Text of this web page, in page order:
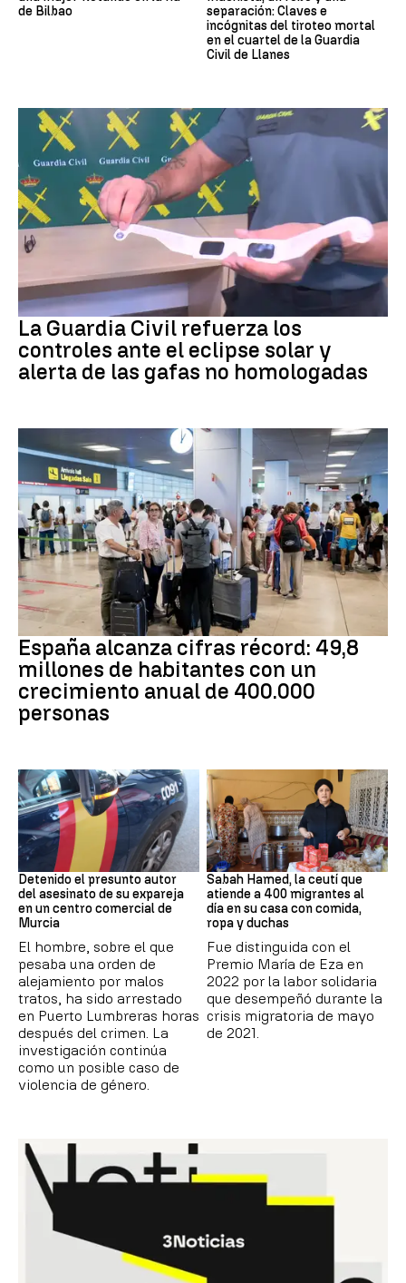
de Bilbao
separación: Claves e
incógnitas del tiroteo mortal
en el cuartel de la Guardia
Civil de Llanes
Eclipse solar
La Guardia Civil refuerza los
controles ante el eclipse solar y
alerta de las gafas no homologadas
HABITANTES ESPAÑA
España alcanza cifras récord: 49,8
millones de habitantes con un
crecimiento anual de 400.000
personas
Asesinato
Detenido el presunto autor
del asesinato de su expareja
en un centro comercial de
Murcia
El hombre, sobre el que
pesaba una orden de
alejamiento por malos
tratos, ha sido arrestado
en Puerto Lumbreras horas
después del crimen. La
investigación continúa
como un posible caso de
violencia de género.
Crisis Ceuta
Sabah Hamed, la ceutí que
atiende a 400 migrantes al
día en su casa con comida,
ropa y duchas
Fue distinguida con el
Premio María de Eza en
2022 por la labor solidaria
que desempeñó durante la
crisis migratoria de mayo
de 2021.